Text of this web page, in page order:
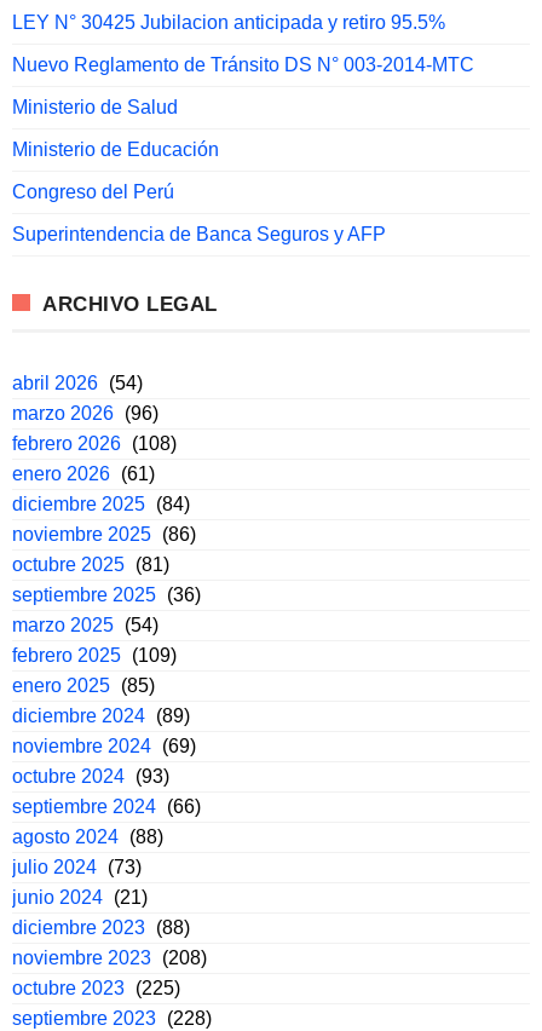
LEY N° 30425 Jubilacion anticipada y retiro 95.5%
Nuevo Reglamento de Tránsito DS N° 003-2014-MTC
Ministerio de Salud
Ministerio de Educación
Congreso del Perú
Superintendencia de Banca Seguros y AFP
ARCHIVO LEGAL
abril 2026 (54)
marzo 2026 (96)
febrero 2026 (108)
enero 2026 (61)
diciembre 2025 (84)
noviembre 2025 (86)
octubre 2025 (81)
septiembre 2025 (36)
marzo 2025 (54)
febrero 2025 (109)
enero 2025 (85)
diciembre 2024 (89)
noviembre 2024 (69)
octubre 2024 (93)
septiembre 2024 (66)
agosto 2024 (88)
julio 2024 (73)
junio 2024 (21)
diciembre 2023 (88)
noviembre 2023 (208)
octubre 2023 (225)
septiembre 2023 (228)